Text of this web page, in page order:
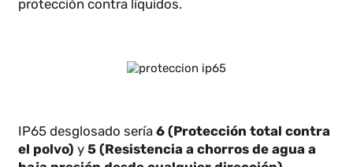
La nomenclatura «IP» proviene de «Ingress
protección contra sólidos y el segundo a la